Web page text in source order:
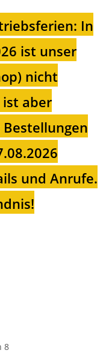
In
ist unser
nicht
ist aber
und Anrufe.
8